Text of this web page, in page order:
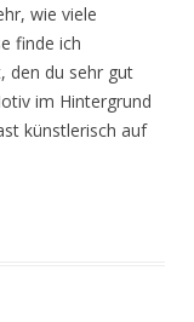
wie viele
finde ich
den du sehr gut
im Hintergrund
künstlerisch auf